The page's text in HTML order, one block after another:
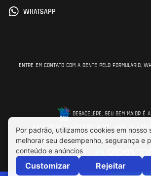
WHATSAPP
ENTRE EM CONTATO COM A GENTE PELO FORMULÁRIO,
DESACELERE, SEU BEM MAIOR É A
Feito por: